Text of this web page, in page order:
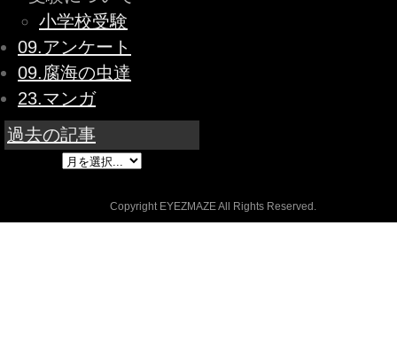
小学校受験
09.アンケート
09.腐海の虫達
23.マンガ
過去の記事
Copyright EYEZMAZE All Rights Reserved.